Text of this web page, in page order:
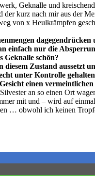
Geknalle und
kurz nach mir aus der
von x Heulkrämpfen
dagegendrücken
einfach nur die
Geknalle schön?
Zustand aussetzt
unter Kontrolle gehalten
einen
an so einen Ort
mit und – wird auf
… obwohl ich keinen